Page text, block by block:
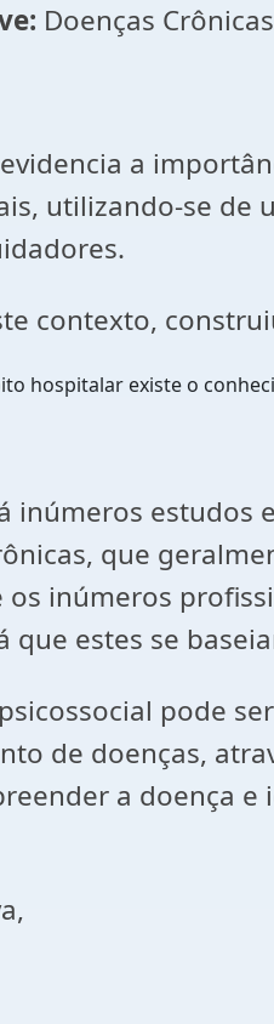
Doenças
a
utilizando-se
contexto,
hospitalar existe o
inúmeros estudos
que
os inúmeros
que estes se
pode
de doenças,
a doença